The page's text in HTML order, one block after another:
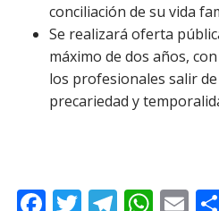
conciliación de su vida
Se realizará oferta
máximo de dos años,
los profesionales salir
precariedad y